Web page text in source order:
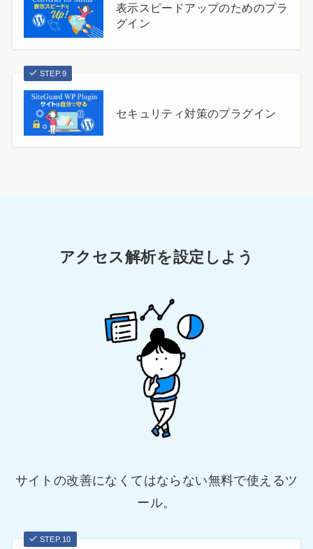
表示スピードアップのためのプラ
グイン
STEP.9
セキュリティ対策のプラグイン
アクセス解析を設定しよう
サイトの改善になくてはならない無料で使えるツ
ール。
STEP.10